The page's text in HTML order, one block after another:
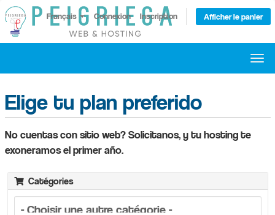
Français Connexion Inscription Afficher le panier
la
Elige tu plan preferido
No cuentas con sitio web? Solicitanos, y tu hosting te
exoneramos el primer año.
Catégories